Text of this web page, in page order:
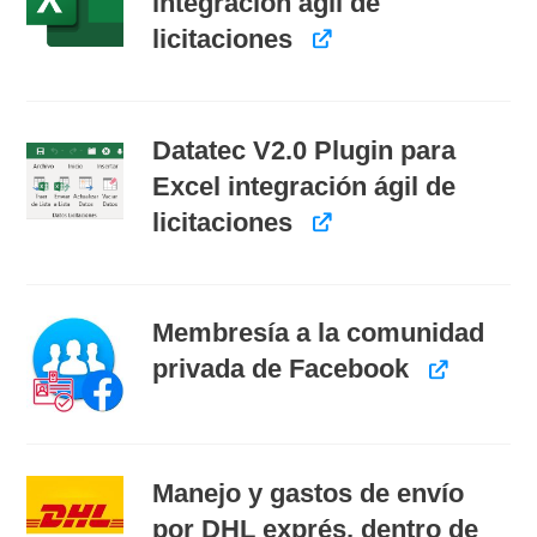
licitaciones
Datatec V2.0 Plugin para
Excel integración ágil de
licitaciones
Membresía a la comunidad
privada de Facebook
Manejo y gastos de envío
por DHL exprés, dentro de